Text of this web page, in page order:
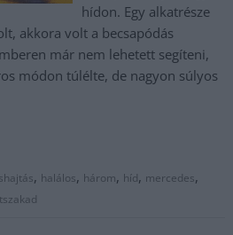
hídon. Egy alkatrésze
akkora volt a becsapódás
már nem lehetett segíteni,
módon túlélte, de nagyon súlyos
, halálos, három, híd, mercedes,